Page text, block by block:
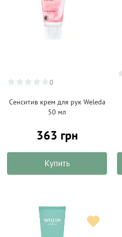
0
Сенситив крем для рук Weleda
50 мл
363 грн
Купить